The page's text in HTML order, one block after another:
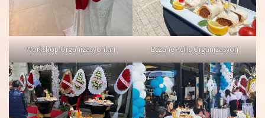
Workshop Organizasyonları Eczane Açılış Organizasyon